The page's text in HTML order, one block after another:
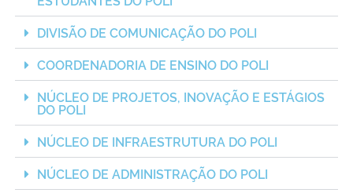
Ministério da Cidadania
Ministério de Minas e Energia
Ministério da Ciência, Tecnologia, Inovações e Comunicações
Ministério do Meio Ambiente
DIVISÃO DE COMUNICAÇÃO DO POLI
COORDENADORIA DE ENSINO DO POLI
NÚCLEO DE PROJETOS, INOVAÇÃO E ESTÁGIOS
DO POLI
NÚCLEO DE INFRAESTRUTURA DO POLI
NÚCLEO DE ADMINISTRAÇÃO DO POLI